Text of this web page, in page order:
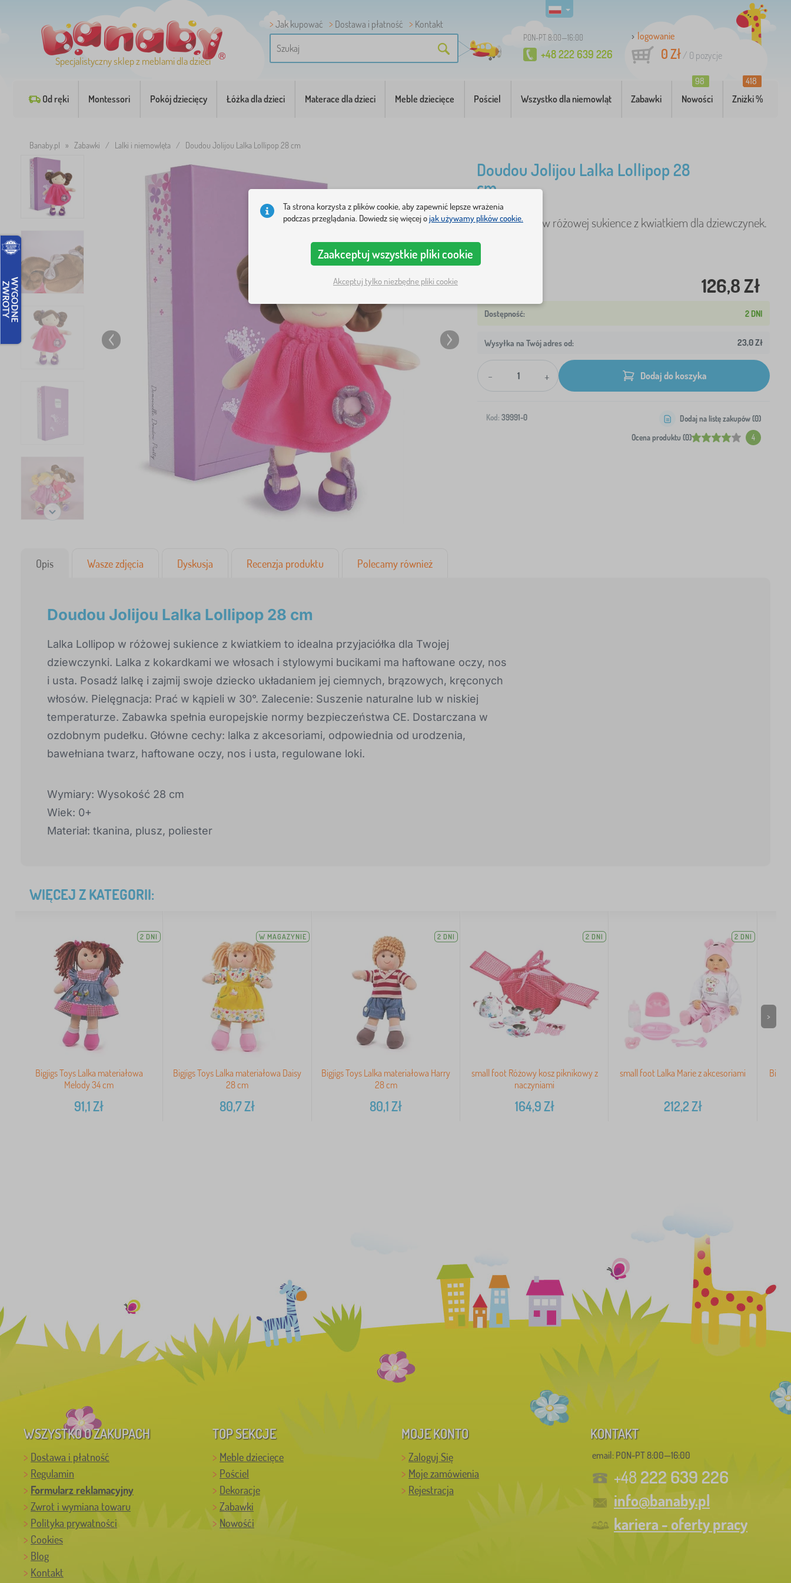
Specjalistyczny sklep z meblami dla dzieci
Jak kupować Dostawa i płatność Kontakt
PON-PT 8:00—16:00
+48 222 639 226
logowanie
0 Zł/ 0 pozycje
Od ręki Montessori Pokój dziecięcy Łóżka dla dzieci Materace dla dzieci Meble dziecięce Pościel Wszystko dla niemowląt Zabawki Nowości
98
Zniżki %
418
Banaby.pl » Zabawki / Lalki i niemowlęta / Doudou Jolijou Lalka Lollipop 28 cm
Doudou Jolijou Lalka Lollipop 28
cm
Lalka Lollipop w różowej sukience z kwiatkiem dla dziewczynek.
..
126,8 Zł
2 DNI
Wysyłka na Twój adres od: 23,0 Zł
- + Dodaj do koszyka
Kod: 39991-0
Ocena produktu (0) 4
Dodaj na listę zakupów (0)
Opis Wasze zdjęcia Dyskusja Recenzja produktu Polecamy również
Doudou Jolijou Lalka Lollipop 28 cm
Lalka Lollipop w różowej sukience z kwiatkiem to idealna przyjaciółka dla Twojej
dziewczynki. Lalka z kokardkami we włosach i stylowymi bucikami ma haftowane oczy, nos
i usta. Posadź lalkę i zajmij swoje dziecko układaniem jej ciemnych, brązowych, kręconych
włosów. Pielęgnacja: Prać w kąpieli w 30°. Zalecenie: Suszenie naturalne lub w niskiej
temperaturze. Zabawka spełnia europejskie normy bezpieczeństwa CE. Dostarczana w
ozdobnym pudełku. Główne cechy: lalka z akcesoriami, odpowiednia od urodzenia,
bawełniana twarz, haftowane oczy, nos i usta, regulowane loki.
Wymiary: Wysokość 28 cm
Wiek: 0+
Materiał: tkanina, plusz, poliester
WIĘCEJ Z KATEGORII:
2 DNI
Bigjigs Toys Lalka materiałowa
Melody 34 cm
91,1Zł
W MAGAZYNIE
Bigjigs Toys Lalka materiałowa Daisy
28 cm
80,7Zł
2 DNI
Bigjigs Toys Lalka materiałowa Harry
28 cm
80,1Zł
2 DNI
small foot Różowy kosz piknikowy z
naczyniami
164,9Zł
2 DNI
small foot Lalka Marie z akcesoriami
212,2Zł
>
WSZYSTKO O ZAKUPACH
Dostawa i płatność
Regulamin
Formularz reklamacyjny
Zwrot i wymiana towaru
Polityka prywatności
Cookies
Blog
Kontakt
TOP SEKCJE
Meble dziecięce
Pościel
Dekoracje
Zabawki
Nowośći
MOJE KONTO
Zaloguj Się
Moje zamówienia
Rejestracja
KONTAKT
email: PON-PT 8:00—16:00
+48222 639 226
info@banaby.pl
kariera - oferty pracy
Ta strona korzysta z plików cookie, aby zapewnić lepsze wrażenia
podczas przeglądania. Dowiedz się więcej ojak używamy plików cookie.
Zaakceptuj wszystkie pliki cookie
Akceptuj tylko niezbędne pliki cookie